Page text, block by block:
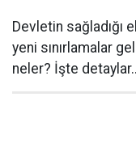
Devletin
yeni sınırlamalar
neler? İşte